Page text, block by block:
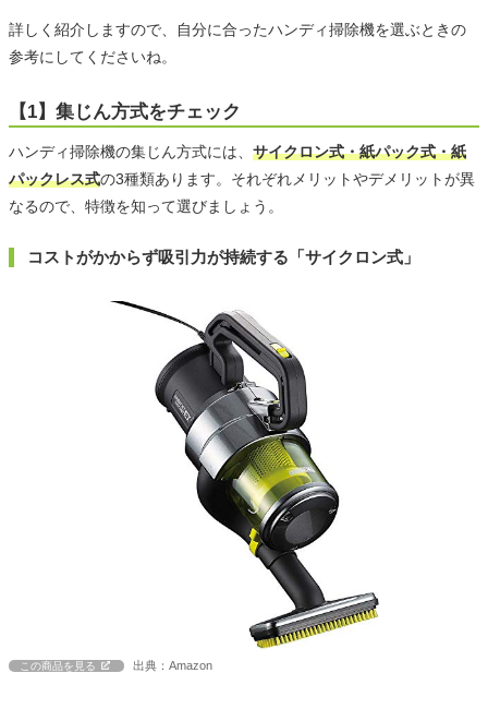
詳しく紹介しますので、自分に合ったハンディ掃除機を選ぶときの
参考にしてくださいね。
【1】集じん方式をチェック
ハンディ掃除機の集じん方式には、 サイクロン式・紙パック式・紙
パックレス式の3種類あります。それぞれメリットやデメリットが異
なるので、特徴を知って選びましょう。
コストがかからず吸引力が持続する「サイクロン式」
この商品を見る 出典：Amazon